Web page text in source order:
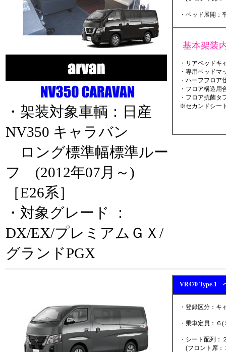
・架装対象車輌：日産
NV350 キャラバン
ロング標準幅標準ルー
フ (2012年07月～)
［E26系］
・対象グレード ：
DX/EX/プレミアムＧＸ/
グランドPGX
・ベッド展開：
基本架装
・リアベッドキ
・専用ベッドマ
・ハーフフロア
・フロア構造用
・フロア抗菌タ
※セカンドシー
VR470 Type-1
・登録区分：キ
・乗車定員：６(
・シート配列：
(フロント席：